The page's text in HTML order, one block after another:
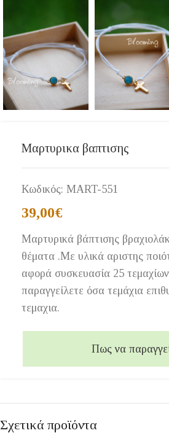
Μαρτυρικα βαπτισης
Κωδικός: MART-551
39,00€
Μαρτυρικά βάπτισης
θέματα .Με υλικά αριστης
αφορά συσκευασία 25
παραγγείλετε όσα τεμάχια
τεμαχια.
Πως να
Σχετικά προϊόντα